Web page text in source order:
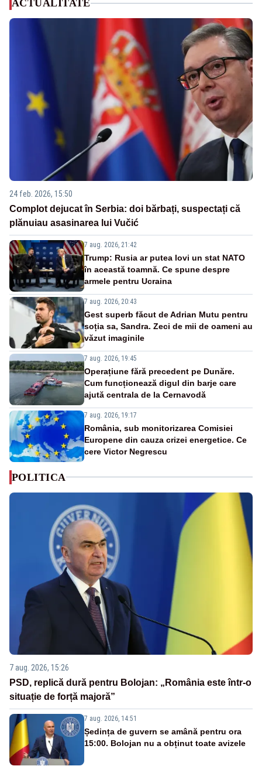
ACTUALITATE
24 feb. 2026, 15:50
Complot dejucat în Serbia: doi bărbați, suspectați că
plănuiau asasinarea lui Vučić
7 aug. 2026, 21:42
Trump: Rusia ar putea lovi un stat NATO
în această toamnă. Ce spune despre
armele pentru Ucraina
7 aug. 2026, 20:43
Gest superb făcut de Adrian Mutu pentru
soția sa, Sandra. Zeci de mii de oameni au
văzut imaginile
7 aug. 2026, 19:45
Operațiune fără precedent pe Dunăre.
Cum funcționează digul din barje care
ajută centrala de la Cernavodă
7 aug. 2026, 19:17
România, sub monitorizarea Comisiei
Europene din cauza crizei energetice. Ce
cere Victor Negrescu
POLITICA
7 aug. 2026, 15:26
PSD, replică dură pentru Bolojan: „România este într-o
situație de forță majoră”
7 aug. 2026, 14:51
Ședința de guvern se amână pentru ora
15:00. Bolojan nu a obținut toate avizele